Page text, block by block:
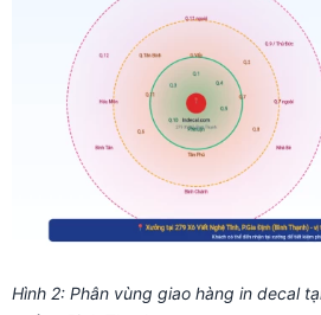
Hình 2: Phân vùng giao hàng in decal